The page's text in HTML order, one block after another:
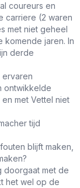
coureurs en
carriere (2 waren
met niet geheel
komende jaren. In
derde
ervaren
ontwikkelde
met Vettel niet
tijd
blijft maken,
doorgaat met de
het wel op de